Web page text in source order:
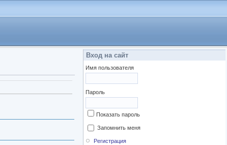
Вход на сайт
Имя пользователя
Пароль
Показать пароль
Запомнить меня
Регистрация